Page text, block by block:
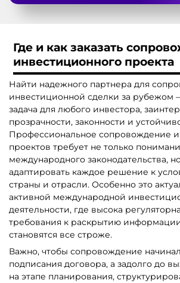
Где и как заказать
инвестиционного проекта
Найти надежного партнера для
инвестиционной сделки за рубежом
задача для любого инвестора,
прозрачности, законности и
Профессиональное сопровождение
проектов требует не только
международного законодательства,
адаптировать каждое решение к
страны и отрасли. Особенно это
активной международной
деятельности, где высока
требования к раскрытию
становятся все строже.
Важно, чтобы сопровождение
подписания договора, а задолго до
на этапе планирования,